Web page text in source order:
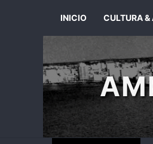
INICIO CULTURA &